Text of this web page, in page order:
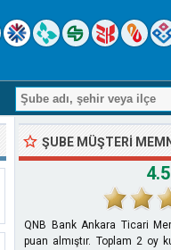
ŞUBE MÜŞTERI
4.5
QNB Bank Ankara Ticari
puan almıştır. Toplam 2oy